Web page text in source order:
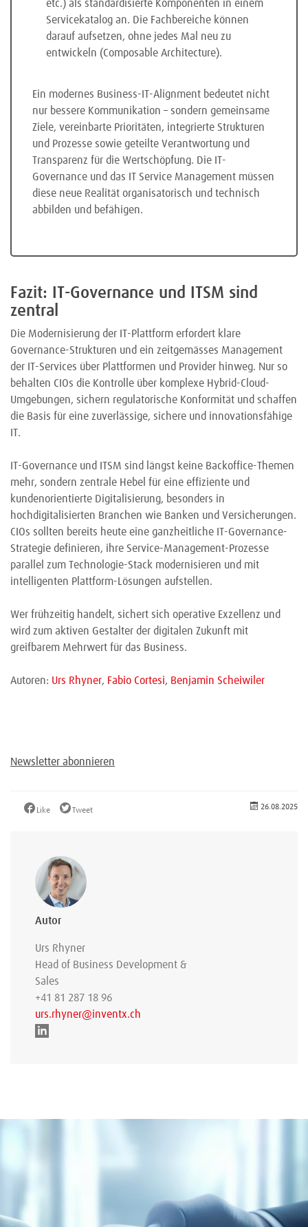
etc.) als standardisierte Komponenten in einem
Servicekatalog an. Die Fachbereiche können
darauf aufsetzen, ohne jedes Mal neu zu
entwickeln (Composable Architecture).
Ein modernes Business-IT-Alignment bedeutet nicht
nur bessere Kommunikation – sondern gemeinsame
Ziele, vereinbarte Prioritäten, integrierte Strukturen
und Prozesse sowie geteilte Verantwortung und
Transparenz für die Wertschöpfung. Die IT-
Governance und das IT Service Management müssen
diese neue Realität organisatorisch und technisch
abbilden und befähigen.
Fazit: IT-Governance und ITSM sind
zentral
Die Modernisierung der IT-Plattform erfordert klare
Governance-Strukturen und ein zeitgemässes Management
der IT-Services über Plattformen und Provider hinweg. Nur so
behalten CIOs die Kontrolle über komplexe Hybrid-Cloud-
Umgebungen, sichern regulatorische Konformität und schaffen
die Basis für eine zuverlässige, sichere und innovationsfähige
IT.
IT-Governance und ITSM sind längst keine Backoffice-Themen
mehr, sondern zentrale Hebel für eine effiziente und
kundenorientierte Digitalisierung, besonders in
hochdigitalisierten Branchen wie Banken und Versicherungen.
CIOs sollten bereits heute eine ganzheitliche IT-Governance-
Strategie definieren, ihre Service-Management-Prozesse
parallel zum Technologie-Stack modernisieren und mit
intelligenten Plattform-Lösungen aufstellen.
Wer frühzeitig handelt, sichert sich operative Exzellenz und
wird zum aktiven Gestalter der digitalen Zukunft mit
greifbarem Mehrwert für das Business.
Autoren: Urs Rhyner, Fabio Cortesi, Benjamin Scheiwiler
Newsletter abonnieren
Like Tweet 26.08.2025
Autor
Urs Rhyner
Head of Business Development &
Sales
+41 81 287 18 96
urs.rhyner@inventx.ch